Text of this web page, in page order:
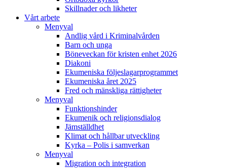
Skillnader och likheter
Vårt arbete
Menyval
Andlig vård i Kriminalvården
Barn och unga
Böneveckan för kristen enhet 2026
Diakoni
Ekumeniska följeslagarprogrammet
Ekumeniska året 2025
Fred och mänskliga rättigheter
Menyval
Funktionshinder
Ekumenik och religionsdialog
Jämställdhet
Klimat och hållbar utveckling
Kyrka – Polis i samverkan
Menyval
Migration och integration